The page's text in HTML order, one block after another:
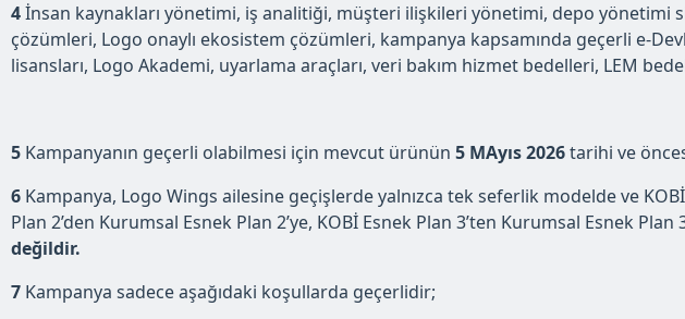
4İnsan kaynakları yönetimi, iş analitiği, müşteri ilişkileri yönetimi, depo yönetimi
çözümleri, Logo onaylı ekosistem çözümleri, kampanya kapsamında geçerli e-
lisansları, Logo Akademi, uyarlama araçları, veri bakım hizmet bedelleri, LEM
5 Kampanyanın geçerli olabilmesi için mevcut ürünün 5 MAyıs 2026tarihi ve
6 Kampanya, Logo Wings ailesine geçişlerde yalnızca tek seferlik modelde ve
Plan 2’den Kurumsal Esnek Plan 2’ye, KOBİ Esnek Plan 3’ten Kurumsal Esnek Plan
değildir.
7 Kampanya sadece aşağıdaki koşullarda geçerlidir;